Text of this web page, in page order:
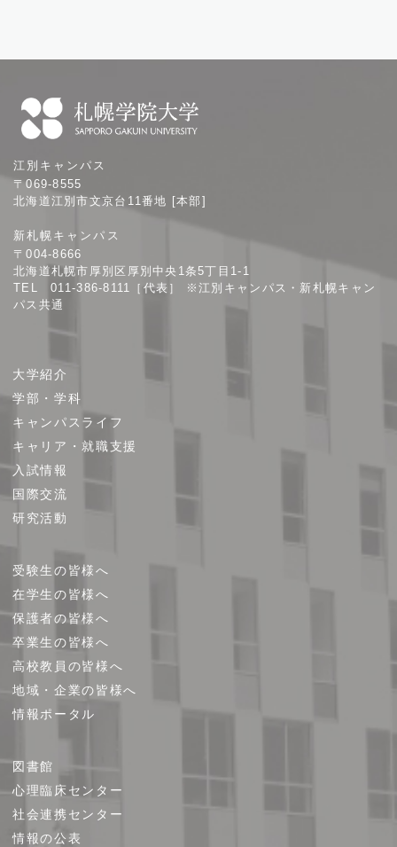
幌
学
大
学
江別キャンパス
〒069-8555
北海道江別市文京台11番地 [本部]
新札幌キャンパス
〒004-8666
北海道札幌市厚別区厚別中央1条5丁目1-1
TEL 011-386-8111［代表］ ※江別キャンパス・新札幌キャン
パス共通
ト
プ
大学紹介
学部・学科
キャンパスライフ
キャリア・就職支援
入試情報
国際交流
研究活動
受験生の皆様へ
在学生の皆様へ
保護者の皆様へ
卒業生の皆様へ
高校教員の皆様へ
地域・企業の皆様へ
情報ポータル
図書館
心理臨床センター
社会連携センター
情報の公表